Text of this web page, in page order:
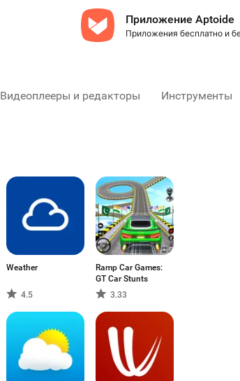
Приложение Aptoide
Приложения бесплатно и
Видеоплееры и редакторы Инструменты
Weather
4.5
Ramp Car Games:
GT Car Stunts
3.33